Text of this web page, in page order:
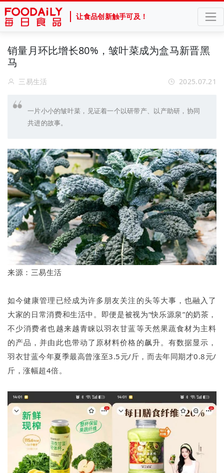
让食品创新触手可及！
销量月环比增长80%，皱叶菜成为盒马新晋黑
马
三易生活 2025.07.21
一片小小的皱叶菜，见证着一个以研带产、以产助研，协同
共进的故事。
来源：三易生活
如今健康管理已经成为许多朋友关注的头等大事，也融入了
大家的日常消费和生活中。即便是被视为“快乐源泉”的奶茶，
不少消费者也越来越青睐以羽衣甘蓝等天然果蔬食材为主料
的产品，并由此也带动了原材料价格的飙升。有数据显示，
羽衣甘蓝今年夏季最高曾涨至3.5元/斤，而去年同期才0.8元/
斤，涨幅超4倍。